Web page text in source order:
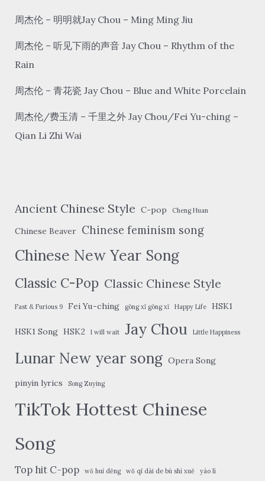
周杰伦 – 明明就Jay Chou – Ming Ming Jiu
周杰伦 – 听见下雨的声音 Jay Chou – Rhythm of the
Rain
周杰伦 – 青花瓷 Jay Chou – Blue and White Porcelain
周杰伦/费玉清 – 千里之外 Jay Chou/Fei Yu-ching –
Qian Li Zhi Wai
Ancient Chinese Style C-pop Cheng Huan
Chinese Beaver Chinese feminism song
Chinese New Year Song
Classic C-Pop Classic Chinese Style
Fast & Furious 9 Fei Yu-ching gōng xǐ gōng xǐ Happy Life HSK1
HSK1 Song HSK2 I will wait Jay Chou Little Happiness
Lunar New year song Opera Song
pinyin lyrics Song Zuying
TikTok Hottest Chinese
Song
Top hit C-pop wǒ huì děng wǒ qī dài de bù shì xuě yáo lì